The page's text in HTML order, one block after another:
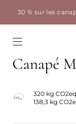
30 % sur les
Canapé
320 kg
138,3 kg